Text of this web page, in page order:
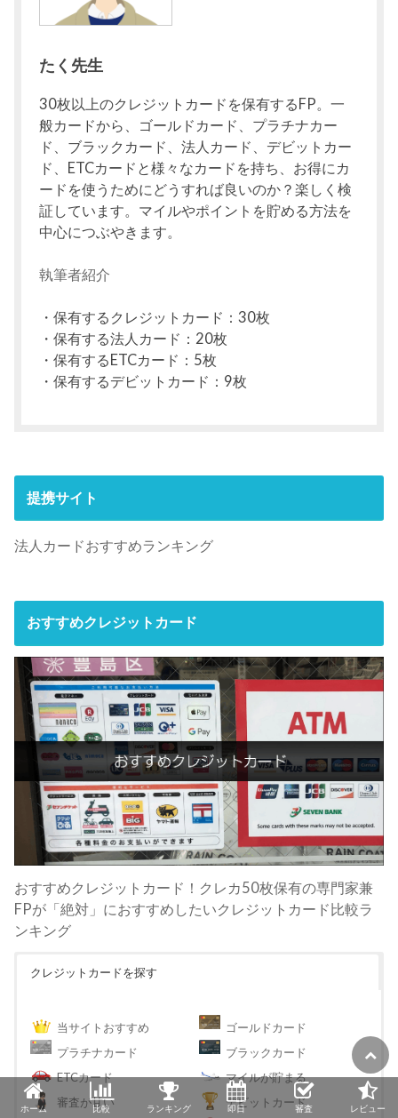
たく先生
30枚以上のクレジットカードを保有するFP。一
般カードから、ゴールドカード、プラチナカー
ド、ブラックカード、法人カード、デビットカー
ド、ETCカードと様々なカードを持ち、お得にカ
ードを使うためにどうすれば良いのか？楽しく検
証しています。マイルやポイントを貯める方法を
中心につぶやきます。
執筆者紹介
・保有するクレジットカード：30枚
・保有する法人カード：20枚
・保有するETCカード：5枚
・保有するデビットカード：9枚
提携サイト
法人カードおすすめランキング
おすすめクレジットカード
おすすめクレジットカード！クレカ50枚保有の専門家兼
FPが「絶対」におすすめしたいクレジットカード比較ラ
ンキング
クレジットカードを探す
当サイトおすすめ
ゴールドカード
プラチナカード
ブラックカード
ETCカード
マイルが貯まる
審査が甘い
デビットカード
ホーム 比較 ランキング 即日 審査 レビュー